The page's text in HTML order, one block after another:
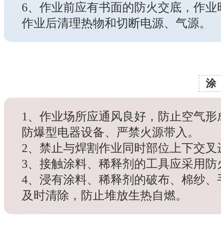
6、作业前应有书面的防火交底，作
作业后清理热物和切断电源、气源。
涂
1、作业场所应通风良好，防止空气
防爆型电器设备、严禁火源带入。
2、禁止与焊割作业同时部位上下交叉
3、接触涂料、稀释剂的工具应采用防
4、浸有涂料、稀释剂的破布、棉纱
及时清除，防止堆放生热自燃。